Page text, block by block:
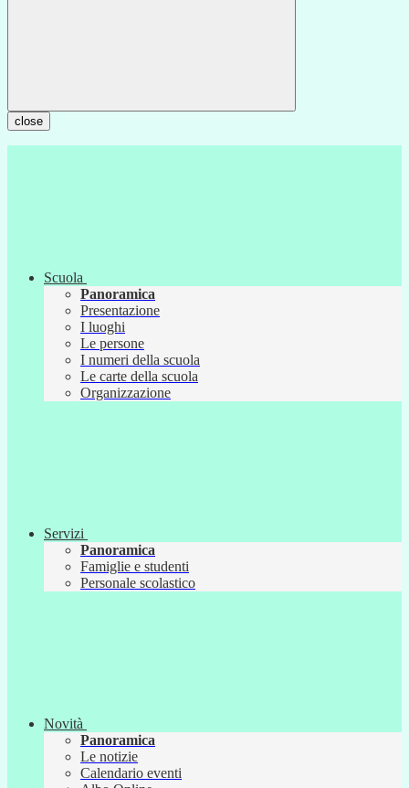
close
Scuola
Panoramica
Presentazione
I luoghi
Le persone
I numeri della scuola
Le carte della scuola
Organizzazione
Servizi
Panoramica
Famiglie e studenti
Personale scolastico
Novità
Panoramica
Le notizie
Calendario eventi